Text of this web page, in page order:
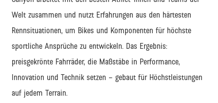
Welt zusammen und nutzt Erfahrungen aus den härtesten
Rennsituationen, um Bikes und Komponenten für höchste
sportliche Ansprüche zu entwickeln. Das Ergebnis:
preisgekrönte Fahrräder, die Maßstäbe in Performance,
Innovation und Technik setzen – gebaut für Höchstleistungen
auf jedem Terrain.